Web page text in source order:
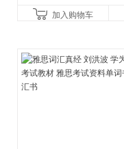
国青年出版社加入购物车